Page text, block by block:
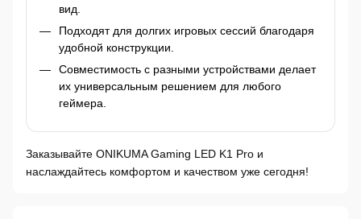
вид.
Подходят для долгих игровых сессий благодаря
удобной конструкции.
Совместимость с разными устройствами делает
их универсальным решением для любого
геймера.
Заказывайте ONIKUMA Gaming LED K1 Pro и
наслаждайтесь комфортом и качеством уже сегодня!